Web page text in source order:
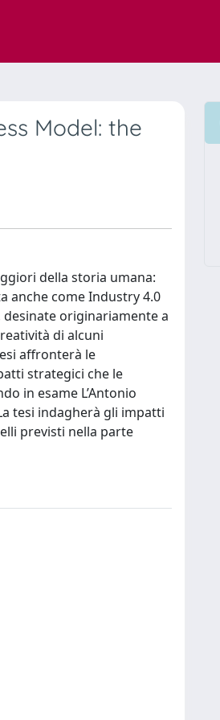
Model: the
della storia umana:
anche come Industry 4.0
originariamente a
di alcuni
affronterà le
strategici che le
in esame L’Antonio
tesi indagherà gli impatti
previsti nella parte